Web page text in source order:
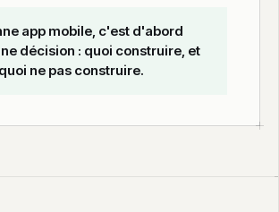
app mobile, c'est d'abord
décision : quoi construire, et
ne pas construire.